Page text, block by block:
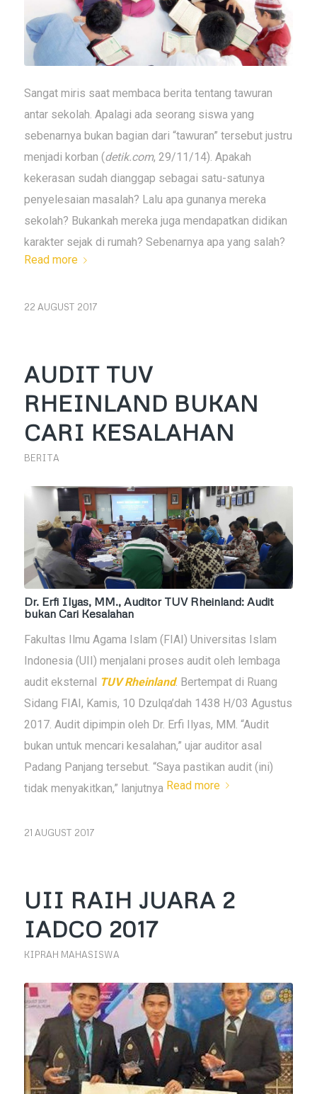
Sangat miris saat membaca berita tentang tawuran
antar sekolah. Apalagi ada seorang siswa yang
sebenarnya bukan bagian dari “tawuran” tersebut justru
menjadi korban (detik.com, 29/11/14). Apakah
kekerasan sudah dianggap sebagai satu-satunya
penyelesaian masalah? Lalu apa gunanya mereka
sekolah? Bukankah mereka juga mendapatkan didikan
karakter sejak di rumah? Sebenarnya apa yang salah?
Read more
22 AUGUST 2017
AUDIT TUV
RHEINLAND BUKAN
CARI KESALAHAN
BERITA
Dr. Erfi Ilyas, MM., Auditor TUV Rheinland: Audit
bukan Cari Kesalahan
Fakultas Ilmu Agama Islam (FIAI) Universitas Islam
Indonesia (UII) menjalani proses audit oleh lembaga
audit eksternal TUV Rheinland. Bertempat di Ruang
Sidang FIAI, Kamis, 10 Dzulqa’dah 1438 H/03 Agustus
2017. Audit dipimpin oleh Dr. Erfi Ilyas, MM. “Audit
bukan untuk mencari kesalahan,” ujar auditor asal
Padang Panjang tersebut. “Saya pastikan audit (ini)
tidak menyakitkan,” lanjutnya Read more
21 AUGUST 2017
UII RAIH JUARA 2
IADCO 2017
KIPRAH MAHASISWA